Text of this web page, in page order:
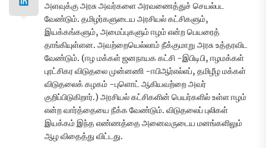
அளவுக்கு அரசு அவர்களை அரவணைத்துச் செயல்பட
வேண்டும். தமிழர்களுடைய அரசியல் கட்சிகளும்,
இயக்கங்களும், அமைப்புகளும் ஈழம் என்ற பெயரைத்
தாங்கியுள்ளன. அவற்றையெல்லாம் நீக்குமாறு அரசு உத்தரவிட
வேண்டும். (ஈழ மக்கள் ஜனநாயக கட்சி -இபிடிபி, ஈழமக்கள்
புரட்சிகர விடுதலை முன்னணி -ஈபிஆர்எல்எப், தமிழீழ மக்கள்
விடுதலைக் கழகம் -புளொட் ஆகியவற்றை அவர்
குறிப்பிடுகிறார்.) அரசியல் கட்சிகளின் பெயர்களில் உள்ள ஈழம்
என்ற வார்த்தையை நீக்க வேண்டும். விடுதலைப் புலிகள்
இயக்கம் இந்த எண்ணத்தை அனைவருடைய மனங்களிலும்
ஆழ விதைத்து விட்டது.